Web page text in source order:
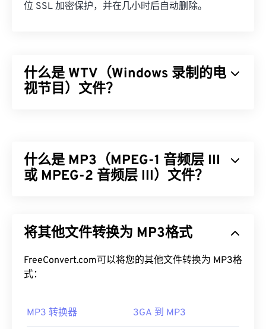
位 SSL 加密保护，并在几小时后自动删除。
什么是 WTV（Windows 录制的电
视节目）文件？
使用MPEG-1 Layer II 或 杜比数字 AC-3压缩音频。它
支持元数据和数字版权管理 (DRM) 。2008 年，
需要注意的是，微软已不再支持 WTV。无论如何，
最好使用Windows Media Player打开 WTV 文件。如
果内容受版权保护，则只能在录制内容的 Windows
其他可以打开 WTV 文件的播放器包括 VLC 媒体播放
什么是 MP3（MPEG-1 音频层 III
或 MPEG-2 音频层 III）文件？
的文件，以便进行数字存储和传输。MP3 文件是消
MP3文件易于存储和共享，因此受众广泛。
由于 MP3 文件非常流行，大多数主流音频播放程序
将其他文件转换为 MP3格式
FreeConvert.com可以将您的其他文件转换为 MP3格
式：
MP3 转换器 3GA 到 MP3